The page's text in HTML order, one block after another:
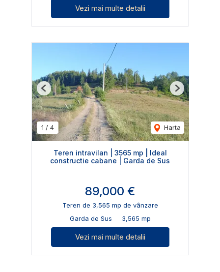
Vezi mai multe detalii
1 / 4 Harta
Previous Next
Teren intravilan | 3565 mp | Ideal
constructie cabane | Garda de Sus
89,000 €
Teren de 3,565 mp de vânzare
Garda de Sus
3,565 mp
Vezi mai multe detalii